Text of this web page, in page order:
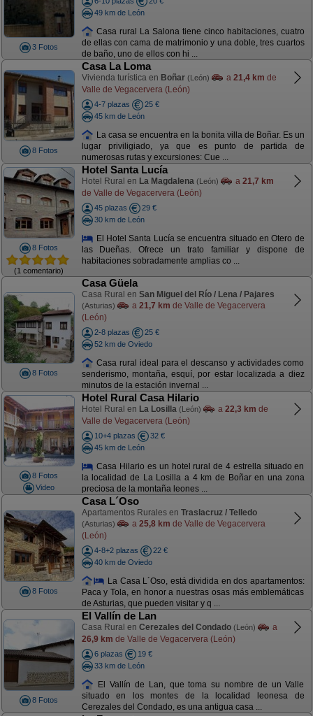
3 Fotos
49 km de León
Casa rural La Salona tiene cinco habitaciones, cuatro
de ellas con cama de matrimonio y una doble, tres cuartos
de baño, uno de ellos con hi ...
8 Fotos
Casa La Loma
Vivienda turística en Boñar (León) a 21,4 km de
Valle de Vegacervera (León)
4-7 plazas
25 €
45 km de León
La casa se encuentra en la bonita villa de Boñar. Es un
lugar priviligiado, ya que es punto de partida de
numerosas rutas y excursiones: Cue ...
8 Fotos
(1 comentario)
Hotel Santa Lucía
Hotel Rural en La Magdalena (León) a 21,7 km
de Valle de Vegacervera (León)
45 plazas
29 €
30 km de León
El Hotel Santa Lucía se encuentra situado en Otero de
las Dueñas. Ofrece un trato familiar y dispone de
habitaciones sobradamente amplias co ...
8 Fotos
Casa Güela
Casa Rural en San Miguel del Río / Lena / Pajares
(Asturias) a 21,7 km de Valle de Vegacervera
(León)
2-8 plazas
25 €
52 km de Oviedo
Casa rural ideal para el descanso y actividades como
senderismo, montaña, esquí, por estar localizada a diez
minutos de la estación invernal ...
8 Fotos
Video
Hotel Rural Casa Hilario
Hotel Rural en La Losilla (León) a 22,3 km de
Valle de Vegacervera (León)
10+4 plazas
32 €
45 km de León
Casa Hilario es un hotel rural de 4 estrella situado en
la localidad de La Losilla a 4 km de Boñar en una zona
preciosa de la montaña leones ...
8 Fotos
Casa L´Oso
Apartamentos Rurales en Traslacruz / Telledo
(Asturias) a 25,8 km de Valle de Vegacervera
(León)
4-8+2 plazas
22 €
40 km de Oviedo
La Casa L´Oso, está dividida en dos apartamentos:
Paca y Tola, en honor a nuestras osas más emblemáticas
de Asturias, que pueden visitar y q ...
8 Fotos
El Vallín de Lan
Casa Rural en Cerezales del Condado (León)
a
26,9 km de Valle de Vegacervera (León)
6 plazas
19 €
33 km de León
El Vallín de Lan, que toma su nombre de un Valle
situado en los montes de la localidad leonesa de
Cerezales del Condado, es una antigua casa ...